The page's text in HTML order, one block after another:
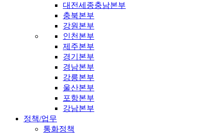
대전세종충남본부
충북본부
강원본부
인천본부
제주본부
경기본부
경남본부
강릉본부
울산본부
포항본부
강남본부
정책/업무
통화정책